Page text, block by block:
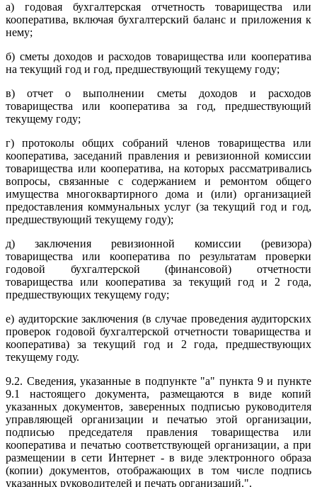
а) годовая бухгалтерская отчетность товарищества или
кооператива, включая бухгалтерский баланс и приложения к
нему;
б) сметы доходов и расходов товарищества или кооператива
на текущий год и год, предшествующий текущему году;
в) отчет о выполнении сметы доходов и расходов
товарищества или кооператива за год, предшествующий
текущему году;
г) протоколы общих собраний членов товарищества или
кооператива, заседаний правления и ревизионной комиссии
товарищества или кооператива, на которых рассматривались
вопросы, связанные с содержанием и ремонтом общего
имущества многоквартирного дома и (или) организацией
предоставления коммунальных услуг (за текущий год и год,
предшествующий текущему году);
д) заключения ревизионной комиссии (ревизора)
товарищества или кооператива по результатам проверки
годовой бухгалтерской (финансовой) отчетности
товарищества или кооператива за текущий год и 2 года,
предшествующих текущему году;
е) аудиторские заключения (в случае проведения аудиторских
проверок годовой бухгалтерской отчетности товарищества и
кооператива) за текущий год и 2 года, предшествующих
текущему году.
9.2. Сведения, указанные в подпункте "а" пункта 9 и пункте
9.1 настоящего документа, размещаются в виде копий
указанных документов, заверенных подписью руководителя
управляющей организации и печатью этой организации,
подписью председателя правления товарищества или
кооператива и печатью соответствующей организации, а при
размещении в сети Интернет - в виде электронного образа
(копии) документов, отображающих в том числе подпись
указанных руководителей и печать организаций.".